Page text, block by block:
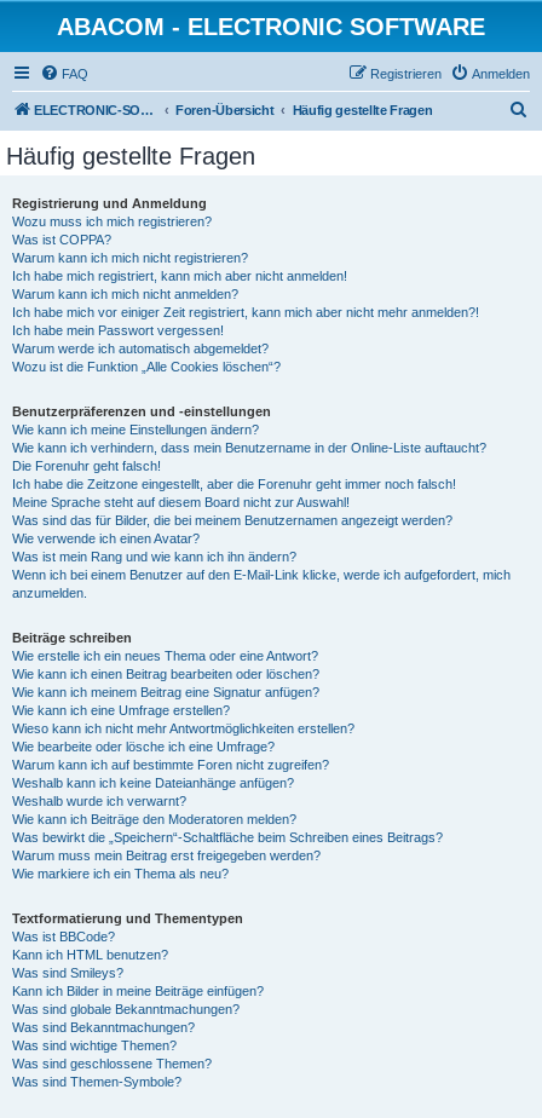
ABACOM - ELECTRONIC SOFTWARE
FAQ Anmelden
Registrieren
ELECTRONIC-SOFWARE-SHOP Foren-Übersicht Häufig gestellte Fragen
Häufig gestellte Fragen
Registrierung und Anmeldung
Wozu muss ich mich registrieren?
Was ist COPPA?
Warum kann ich mich nicht registrieren?
Ich habe mich registriert, kann mich aber nicht anmelden!
Warum kann ich mich nicht anmelden?
Ich habe mich vor einiger Zeit registriert, kann mich aber nicht mehr anmelden?!
Ich habe mein Passwort vergessen!
Warum werde ich automatisch abgemeldet?
Wozu ist die Funktion „Alle Cookies löschen“?
Benutzerpräferenzen und -einstellungen
Wie kann ich meine Einstellungen ändern?
Wie kann ich verhindern, dass mein Benutzername in der Online-Liste auftaucht?
Die Forenuhr geht falsch!
Ich habe die Zeitzone eingestellt, aber die Forenuhr geht immer noch falsch!
Meine Sprache steht auf diesem Board nicht zur Auswahl!
Was sind das für Bilder, die bei meinem Benutzernamen angezeigt werden?
Wie verwende ich einen Avatar?
Was ist mein Rang und wie kann ich ihn ändern?
Wenn ich bei einem Benutzer auf den E-Mail-Link klicke, werde ich aufgefordert, mich
anzumelden.
Beiträge schreiben
Wie erstelle ich ein neues Thema oder eine Antwort?
Wie kann ich einen Beitrag bearbeiten oder löschen?
Wie kann ich meinem Beitrag eine Signatur anfügen?
Wie kann ich eine Umfrage erstellen?
Wieso kann ich nicht mehr Antwortmöglichkeiten erstellen?
Wie bearbeite oder lösche ich eine Umfrage?
Warum kann ich auf bestimmte Foren nicht zugreifen?
Weshalb kann ich keine Dateianhänge anfügen?
Weshalb wurde ich verwarnt?
Wie kann ich Beiträge den Moderatoren melden?
Was bewirkt die „Speichern“-Schaltfläche beim Schreiben eines Beitrags?
Warum muss mein Beitrag erst freigegeben werden?
Wie markiere ich ein Thema als neu?
Textformatierung und Thementypen
Was ist BBCode?
Kann ich HTML benutzen?
Was sind Smileys?
Kann ich Bilder in meine Beiträge einfügen?
Was sind globale Bekanntmachungen?
Was sind Bekanntmachungen?
Was sind wichtige Themen?
Was sind geschlossene Themen?
Was sind Themen-Symbole?